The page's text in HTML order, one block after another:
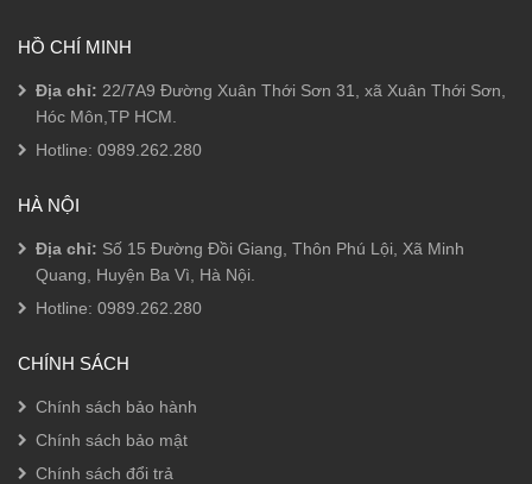
HỒ CHÍ MINH
Địa chỉ: 22/7A9 Đường Xuân Thới Sơn 31, xã Xuân Thới Sơn,
Hóc Môn,TP HCM.
Hotline: 0989.262.280
HÀ NỘI
Địa chỉ: Số 15 Đường Đồi Giang, Thôn Phú Lội, Xã Minh
Quang, Huyện Ba Vì, Hà Nội.
Hotline: 0989.262.280
CHÍNH SÁCH
Chính sách bảo hành
Chính sách bảo mật
Chính sách đổi trả